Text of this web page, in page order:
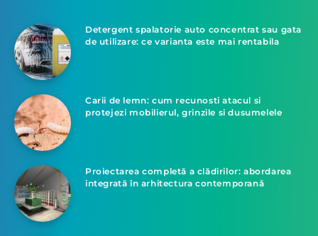
Detergent spalatorie auto concentrat sau gata
de utilizare: ce varianta este mai rentabila
Carii de lemn: cum recunosti atacul si
protejezi mobilierul, grinzile si dusumelele
Proiectarea completă a clădirilor: abordarea
integrată în arhitectura contemporană